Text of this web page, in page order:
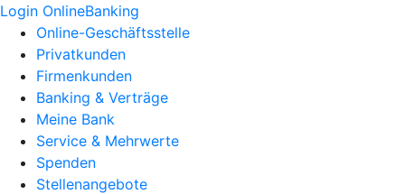
Login OnlineBanking
Online-Geschäftsstelle
Privatkunden
Firmenkunden
Banking & Verträge
Meine Bank
Service & Mehrwerte
Spenden
Stellenangebote